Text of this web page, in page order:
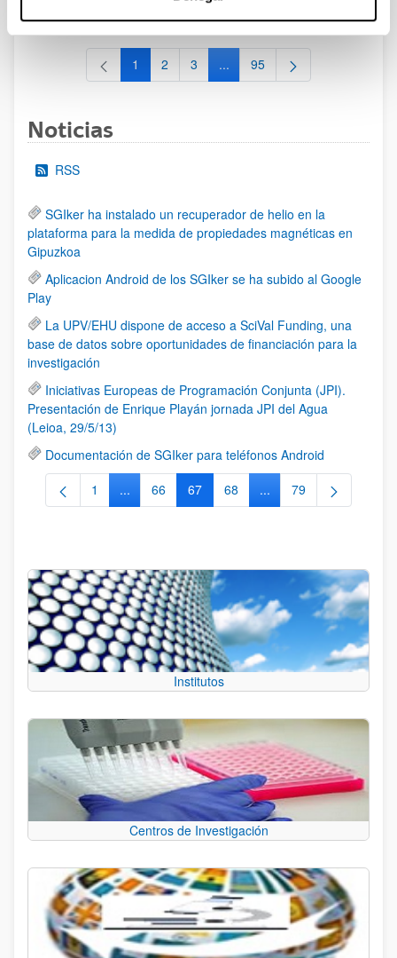
al 30/07/2026 (ambos incluídos)
Página
1 Página
2 Página
3 ...Páginas intermedias Use TAB
Página
95
Noticias
RSS
SGIker ha instalado un recuperador de helio en la
plataforma para la medida de propiedades magnéticas en
Gipuzkoa
Aplicacion Android de los SGIker se ha subido al Google
Play
La UPV/EHU dispone de acceso a SciVal Funding, una
base de datos sobre oportunidades de financiación para la
investigación
Iniciativas Europeas de Programación Conjunta (JPI).
Presentación de Enrique Playán jornada JPI del Agua
(Leioa, 29/5/13)
Documentación de SGIker para teléfonos Android
Página
1 ...Páginas intermedias Use TAB para desplazarse.
Página
66 Página
67 Página
68 ...Páginas intermedias
Página
79
Institutos
Centros de Investigación